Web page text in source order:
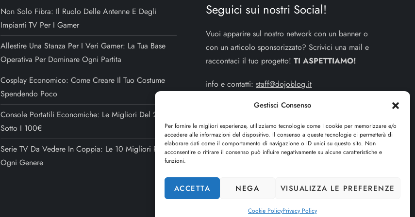
Gestisci Consenso
Per fornire le migliori esperienze, utilizziamo tecnologie come i cookie per memorizzare e/o
accedere alle informazioni del dispositivo. Il consenso a queste tecnologie ci permetterà di
elaborare dati come il comportamento di navigazione o ID unici su questo sito. Non
acconsentire o ritirare il consenso può influire negativamente su alcune caratteristiche e
funzioni.
ACCETTA NEGA VISUALIZZA LE PREFERENZE
Cookie PolicyPrivacy Policy
Non Solo Fibra: Il Ruolo Delle Antenne E Degli
Impianti TV Per I Gamer
Allestire Una Stanza Per I Veri Gamer: La Tua Base
Operativa Per Dominare Ogni Partita
Cosplay Economico: Come Creare Il Tuo Costume
Spendendo Poco
Console Portatili Economiche: Le Migliori Del 2025
Sotto I 100€
Serie TV Da Vedere In Coppia: Le 10 Migliori Per
Ogni Genere
Seguici sui nostri Social!
Vuoi apparire sul nostro network con un banner o
con un articolo sponsorizzato? Scrivici una mail e
raccontaci il tuo progetto!TI ASPETTIAMO!
info e contatti:staff@dojoblog.it
dojouomo.it è un progetto facente parte del network
dojoblog.it di proprietà della
ReadMore ADV
con
sede legale in Via delle Sirene 34 - Roma - P.iva:
IT13402731007
CERCA